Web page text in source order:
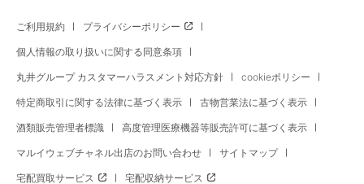
ご利用規約 プライバシーポリシー
個人情報の取り扱いに関する同意条項
丸井グループ カスタマーハラスメント対応方針 cookieポリシー
特定商取引に関する法律に基づく表示 古物営業法に基づく表示
酒類販売管理者標識 高度管理医療機器等販売許可に基づく表示
マルイウェブチャネル出店のお問い合わせ サイトマップ
宅配買取サービス 宅配収納サービス